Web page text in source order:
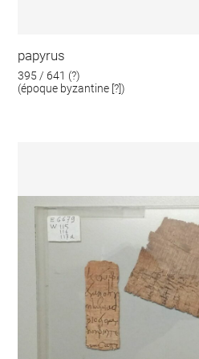
papyrus
395 / 641 (?)
(époque byzantine [?])